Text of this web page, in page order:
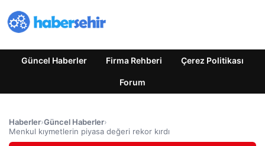
Güncel Haberler Firma Rehberi Çerez Politikası
Forum
Haberler›Güncel Haberler›
Menkul kıymetlerin piyasa değeri rekor kırdı